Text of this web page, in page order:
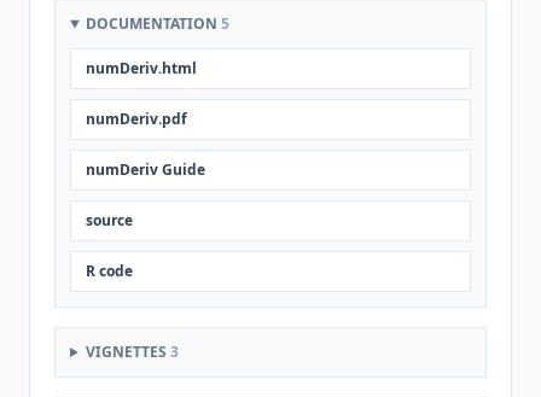
DOCUMENTATION 5
numDeriv.html
numDeriv.pdf
numDeriv Guide
source
R code
VIGNETTES 3